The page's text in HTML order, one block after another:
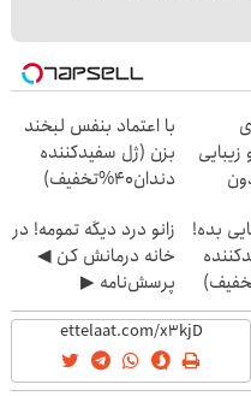
با اعتماد بنفس لبخند
بزن (ژل سفیدکننده
دندان40%تخفیف)
بده!
زانو درد دیگه تمومه! در
خانه درمانش کن ◀
پرسش‌نامه ▶